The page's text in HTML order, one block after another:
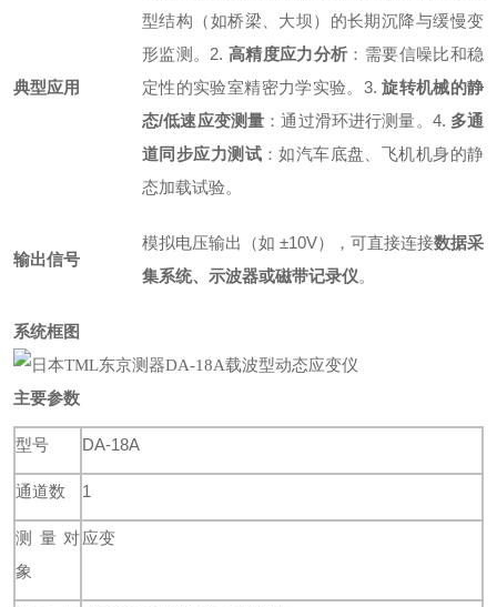
典型应用
型结构（如桥梁、大坝）的长期沉降与缓慢变
形监测。 2. 高精度应力分析 ：需要信噪比和稳
定性的实验室精密力学实验。 3.旋转机械的静
态/低速应变测量 ：通过滑环进行测量。 4. 多通
道同步应力测试：如汽车底盘、飞机机身的静
态加载试验。
输出信号
模拟电压输出（如 ±10V），可直接连接数据采
集系统、示波器或磁带记录仪。
系统框图
主要参数
型号 DA-18A
通道数 1
测量对
象
应变